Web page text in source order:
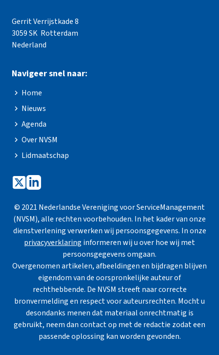
Gerrit Verrijstkade 8
3059 SK Rotterdam
Nederland
Navigeer snel naar:
Home
Nieuws
Agenda
Over NVSM
Lidmaatschap
© 2021 Nederlandse Vereniging voor ServiceManagement
(NVSM), alle rechten voorbehouden. In het kader van onze
dienstverlening verwerken wij persoonsgegevens. In onze
privacyverklaring informeren wij u over hoe wij met
persoonsgegevens omgaan.
Overgenomen artikelen, afbeeldingen en bijdragen blijven
eigendom van de oorspronkelijke auteur of
rechthebbende. De NVSM streeft naar correcte
bronvermelding en respect voor auteursrechten. Mocht u
desondanks menen dat materiaal onrechtmatig is
gebruikt, neem dan contact op met de redactie zodat een
passende oplossing kan worden gevonden.